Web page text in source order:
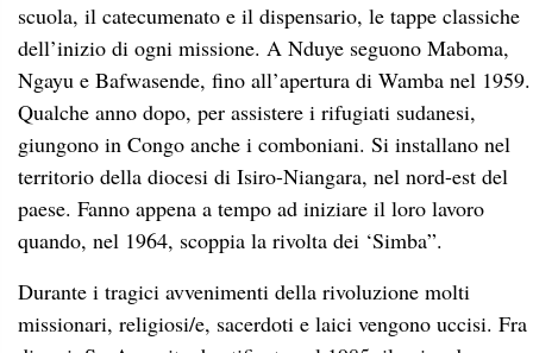
scuola, il catecumenato e il dispensario, le tappe classiche
dell’inizio di ogni missione. A Nduye seguono Maboma,
Ngayu e Bafwasende, fino all’apertura di Wamba nel 1959.
Qualche anno dopo, per assistere i rifugiati sudanesi,
giungono in Congo anche i comboniani. Si installano nel
territorio della diocesi di Isiro-Niangara, nel nord-est del
paese. Fanno appena a tempo ad iniziare il loro lavoro
quando, nel 1964, scoppia la rivolta dei ‘Simba”.
Durante i tragici avvenimenti della rivoluzione molti
missionari, religiosi/e, sacerdoti e laici vengono uccisi. Fra